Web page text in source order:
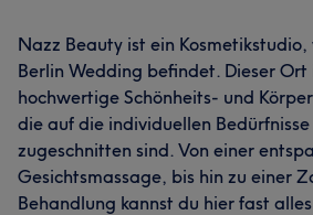
Nazz Beauty ist ein Kosmetikstudio,
Berlin Wedding befindet. Dieser
hochwertige Schönheits- und
die auf die individuellen Bedürfnisse
zugeschnitten sind. Von einer
Gesichtsmassage, bis hin zu einer
Behandlung kannst du hier fast